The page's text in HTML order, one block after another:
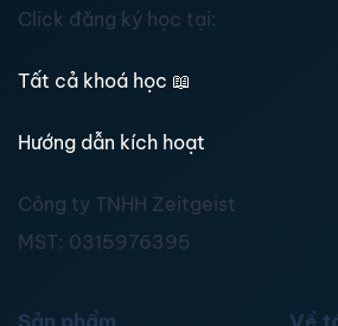
Click đăng ký học tại:
Tất cả khoá học 📖
Hướng dẫn kích hoạt
Công ty TNHH Zeitgeist
MST: 0315976395